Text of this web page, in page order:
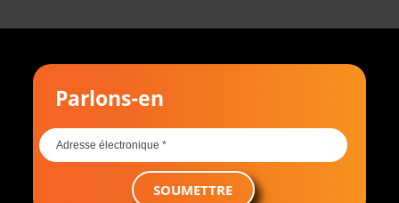
Parlons-en
SOUMETTRE